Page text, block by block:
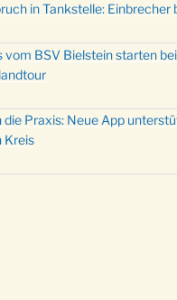
in Tankstelle:
vom BSV Bielstein starten
die Praxis: Neue App
Kreis